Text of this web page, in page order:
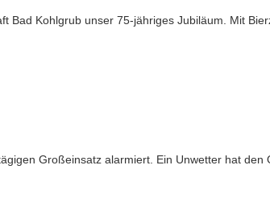
Bad Kohlgrub unser 75-jähriges Jubiläum. Mit
Großeinsatz alarmiert. Ein Unwetter hat